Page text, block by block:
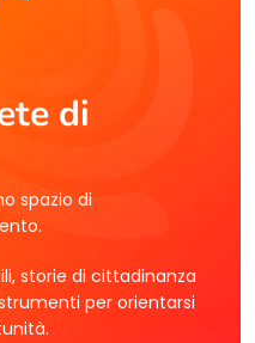
di
spazio di
storie di cittadinanza
per orientarsi